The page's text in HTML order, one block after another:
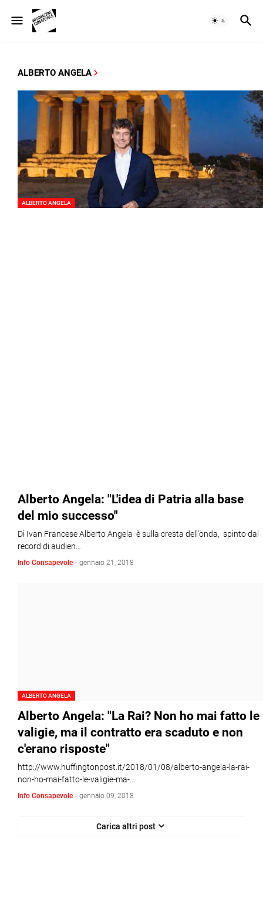
ALBERTO ANGELA
ALBERTO ANGELA
Alberto Angela: "L'idea di Patria alla base
del mio successo"
Di Ivan Francese Alberto Angela è sulla cresta dell'onda, spinto dal
record di audien…
Info Consapevole - gennaio 21, 2018
ALBERTO ANGELA
Alberto Angela: "La Rai? Non ho mai fatto le
valigie, ma il contratto era scaduto e non
c'erano risposte"
http://www.huffingtonpost.it/2018/01/08/alberto-angela-la-rai-
non-ho-mai-fatto-le-valigie-ma-…
Info Consapevole - gennaio 09, 2018
Carica altri post